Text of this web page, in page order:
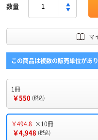
数量
マ
この商品は複数の販売単位があ
1冊
￥550 (税込)
￥494.8 ×10冊
￥4,948 (税込)